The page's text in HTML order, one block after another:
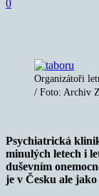
0
Organizátoři
/ Foto: Archiv
Psychiatrická
minulých letech i
duševním
je v Česku ale